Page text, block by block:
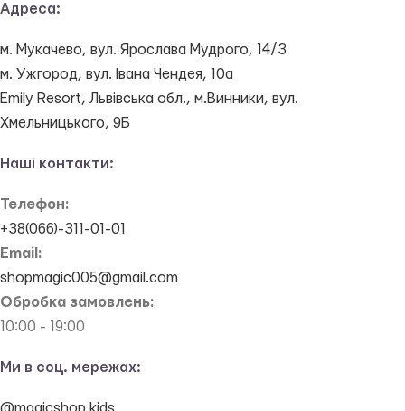
Адреса:
м. Мукачево, вул. Ярослава Мудрого, 14/3
м. Ужгород, вул. Івана Чендея, 10а
Emily Resort, Львівська обл., м.Винники, вул.
Хмельницького, 9Б
Наші контакти:
Телефон:
+38(066)-311-01-01
Email:
shopmagic005@gmail.com
Обробка замовлень:
10:00 - 19:00
Ми в соц. мережах:
@magicshop.kids